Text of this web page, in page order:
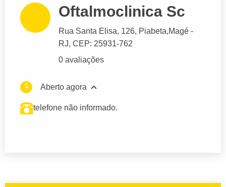
Oftalmoclinica Sc
Rua Santa Elisa, 126, Piabeta,Magé -
RJ, CEP: 25931-762
0 avaliações
Aberto agora
telefone não informado.